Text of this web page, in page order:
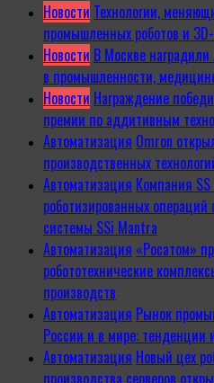
Новости Технологии,
промышленных роботов и
Новости В Москве
в промышленности,
Новости Награждение
премии по аддитивным
Автоматизация Omron
производственных
Автоматизация Компания
роботизированных
системы SSi Mantra
Автоматизация «Росатом»
робототехнические
производств
Автоматизация Рынок
России и в мире: тенденции
Автоматизация Новый цех
производства серверов